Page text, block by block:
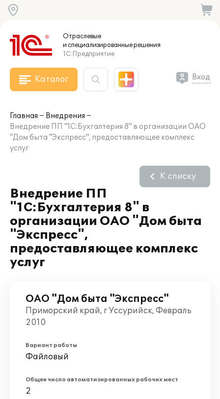
Отраслевые
и специализированныерешения
1С:Предприятие
Каталог Вход
Главная
Внедрения
Внедрение ПП "1С:Бухгалтерия 8" в организации ОАО
"Дом быта "Экспресс", предоставляющее комплекс
услуг
Внедрение ПП
"1С:Бухгалтерия 8" в
организации ОАО "Дом быта
"Экспресс",
предоставляющее комплекс
услуг
К списку
ОАО "Дом быта "Экспресс"
Приморский край, г Уссурийск, Февраль
2010
Вариант работы
Файловый
Общее число автоматизированных рабочих мест
2